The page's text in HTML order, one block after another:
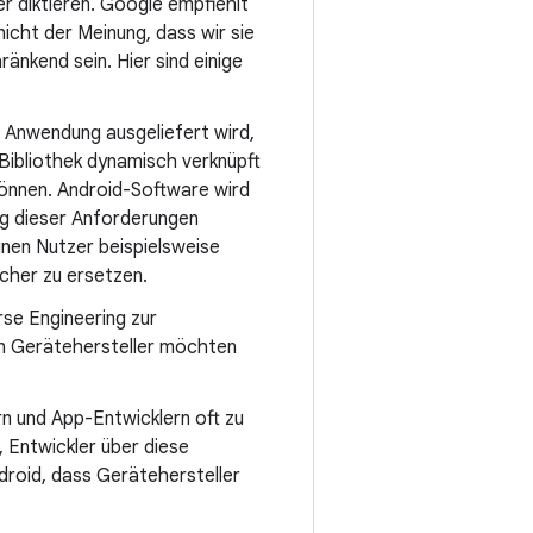
diktieren. Google empfiehlt
der Meinung, dass wir sie
sein. Hier sind einige
ausgeliefert wird,
dynamisch verknüpft
Android-Software wird
dieser Anforderungen
Nutzer beispielsweise
zu ersetzen.
Engineering zur
Gerätehersteller möchten
und App-Entwicklern oft zu
über diese
dass Gerätehersteller